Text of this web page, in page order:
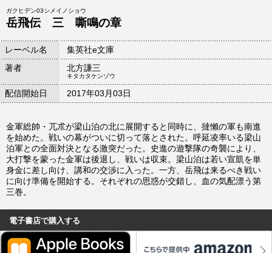
ガクヒデン03シメイノショウ
岳飛伝 三 嘶鳴の章
レーベル名
集英社e文庫
著者
北方謙三
キタカタケンゾウ
配信開始日 2017年03月03日
金軍総帥・兀朮が梁山泊の北に展開すると同時に、撻懶の軍も南進
を始めた。戦いの幕がついに切って落とされた。呼延凌率いる梁山
泊軍との全面対決となる激突だった。史進の遊撃隊の奇襲により、
大打撃を蒙った金軍は後退し、戦いは収束。梁山泊は若い宣凱を単
身金に差し向け、講和の交渉に入った。一方、岳飛は来るべき戦い
に向け準備を開始する。それぞれの思惑が交錯し、血の気配漂う第
三巻。
電子書店で購入する